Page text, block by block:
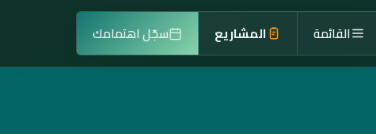
القائمة المشاريع سجّل اهتمامك